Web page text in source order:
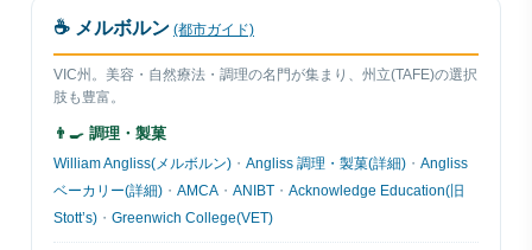
☕ メルボルン (都市ガイド)
VIC州。美容・自然療法・調理の名門が集まり、州立(TAFE)の選択
肢も豊富。
👨‍🍳 調理・製菓
William Angliss(メルボルン) ・ Angliss 調理・製菓(詳細) ・ Angliss
ベーカリー(詳細) ・ AMCA ・ ANIBT ・ Acknowledge Education(旧
Stott’s) ・ Greenwich College(VET)